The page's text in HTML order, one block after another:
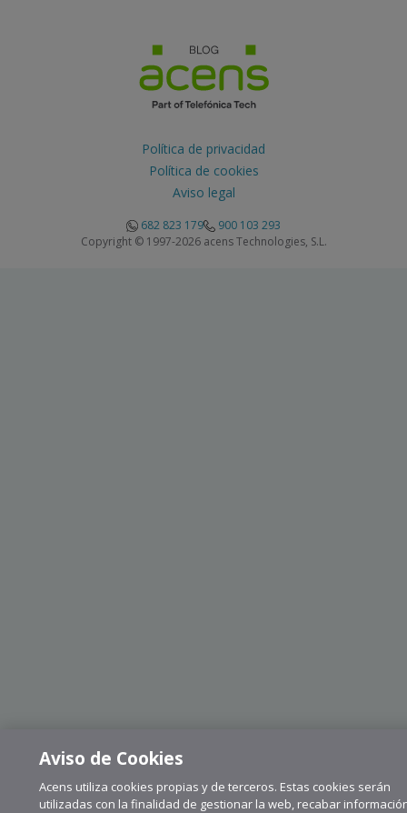
Política de privacidad
Política de cookies
Aviso legal
682 823 179
900 103 293
Copyright © 1997-2026 acens Technologies, S.L.
Aviso de Cookies
Acens utiliza cookies propias y de terceros. Estas cookies serán
utilizadas con la finalidad de gestionar la web, recabar